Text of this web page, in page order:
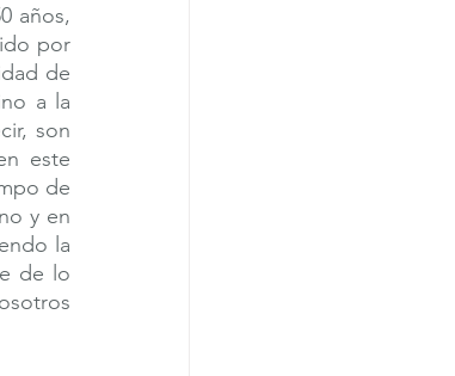
años,
por
de
a la
son
este
de
y en
la
de lo